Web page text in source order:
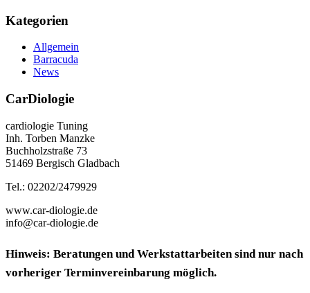
Kategorien
Allgemein
Barracuda
News
CarDiologie
cardiologie Tuning
Inh. Torben Manzke
Buchholzstraße 73
51469 Bergisch Gladbach
Tel.: 02202/2479929
www.car-diologie.de
info@car-diologie.de
Hinweis: Beratungen und Werkstattarbeiten sind nur nach
vorheriger Terminvereinbarung möglich.